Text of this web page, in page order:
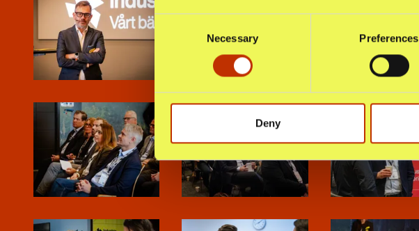
Consent
Selection
Necessary Preferences
Deny